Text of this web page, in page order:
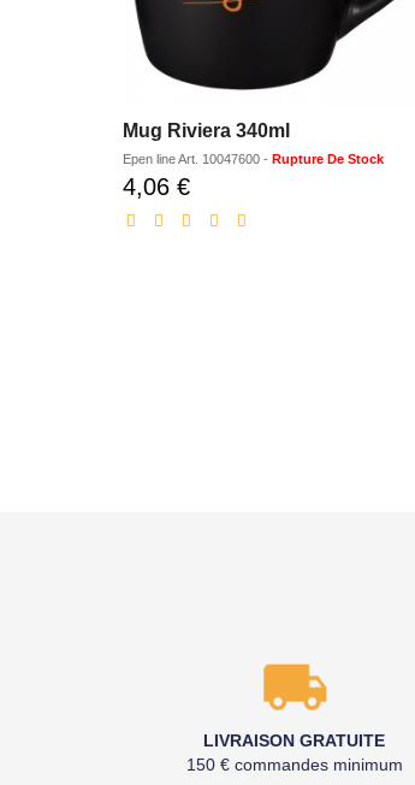
Mug Riviera 340ml
Epen lineArt. 10047600 - Rupture De Stock
4,06 €Prix
LIVRAISON GRATUITE
150 € commandes minimum